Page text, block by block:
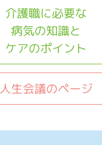
介護職に必要な
病気の知識と
ケアのポイント
人生会議のページ